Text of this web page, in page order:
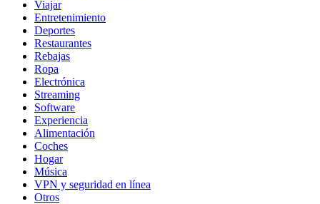
Viajar
Entretenimiento
Deportes
Restaurantes
Rebajas
Ropa
Electrónica
Streaming
Software
Experiencia
Alimentación
Coches
Hogar
Música
VPN y seguridad en línea
Otros